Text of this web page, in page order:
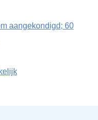
aangekondigd; 60